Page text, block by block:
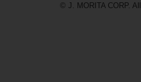
© J. MORITA CORP.